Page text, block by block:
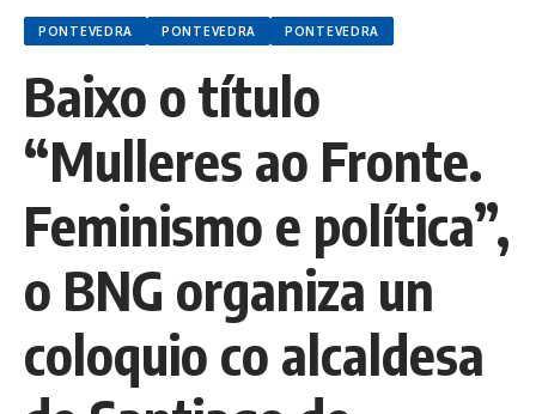
PONTEVEDRA PONTEVEDRA PONTEVEDRA
Baixo o título
“Mulleres ao Fronte.
Feminismo e política”,
o BNG organiza un
coloquio co alcaldesa